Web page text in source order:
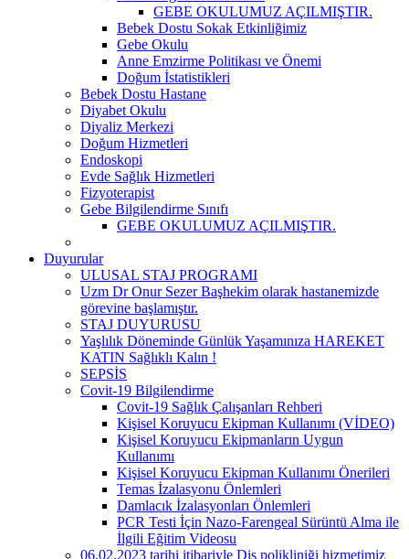
GEBE OKULUMUZ AÇILMIŞTIR.
Bebek Dostu Sokak Etkinliğimiz
Gebe Okulu
Anne Emzirme Politikası ve Önemi
Doğum İstatistikleri
Bebek Dostu Hastane
Diyabet Okulu
Diyaliz Merkezi
Doğum Hizmetleri
Endoskopi
Evde Sağlık Hizmetleri
Fizyoterapist
Gebe Bilgilendirme Sınıfı
GEBE OKULUMUZ AÇILMIŞTIR.
Duyurular
ULUSAL STAJ PROGRAMI
Uzm Dr Onur Sezer Başhekim olarak hastanemizde
görevine başlamıştır.
STAJ DUYURUSU
Yaşlılık Döneminde Günlük Yaşamınıza HAREKET
KATIN Sağlıklı Kalın !
SEPSİS
Covit-19 Bilgilendirme
Covit-19 Sağlık Çalışanları Rehberi
Kişisel Koruyucu Ekipman Kullanımı (VİDEO)
Kişisel Koruyucu Ekipmanların Uygun
Kullanımı
Kişisel Koruyucu Ekipman Kullanımı Önerileri
Temas İzalasyonu Önlemleri
Damlacık İzalasyonları Önlemleri
PCR Testi İçin Nazo-Farengeal Sürüntü Alma ile
İlgili Eğitim Videosu
06.02.2023 tarihi itibariyle Diş polikliniği hizmetimiz